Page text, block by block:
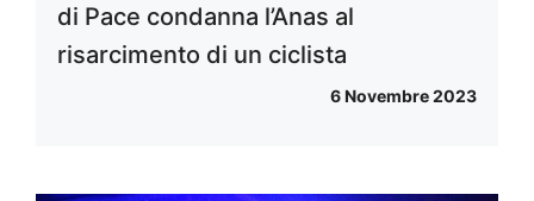
di Pace condanna l’Anas al
risarcimento di un ciclista
6 Novembre 2023